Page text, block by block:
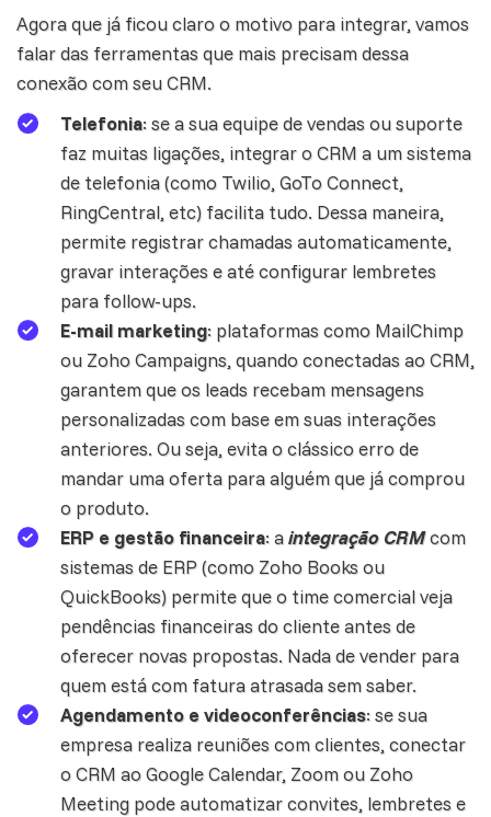
Agora que já ficou claro o motivo para integrar, vamos
falar das ferramentas que mais precisam dessa
conexão com seu CRM.
Telefonia: se a sua equipe de vendas ou suporte
faz muitas ligações, integrar o CRM a um sistema
de telefonia (como Twilio, GoTo Connect,
RingCentral, etc) facilita tudo. Dessa maneira,
permite registrar chamadas automaticamente,
gravar interações e até configurar lembretes
para follow-ups.
E-mail marketing: plataformas como MailChimp
ou Zoho Campaigns, quando conectadas ao CRM,
garantem que os leads recebam mensagens
personalizadas com base em suas interações
anteriores. Ou seja, evita o clássico erro de
mandar uma oferta para alguém que já comprou
o produto.
ERP e gestão financeira: aintegração CRMcom
sistemas de ERP (como Zoho Booksou
QuickBooks) permite que o time comercial veja
pendências financeiras do cliente antes de
oferecer novas propostas. Nada de vender para
quem está com fatura atrasada sem saber.
Agendamento e videoconferências: se sua
empresa realiza reuniões com clientes, conectar
o CRM ao Google Calendar, Zoom ou Zoho
Meeting pode automatizar convites, lembretes e